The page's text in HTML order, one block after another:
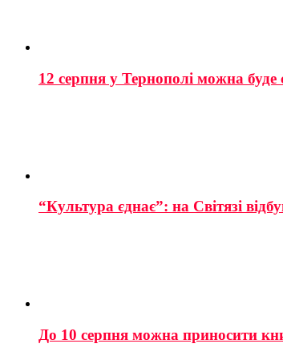
12 серпня у Тернополі можна буде
“Культура єднає”: на Світязі
До 10 серпня можна приносити